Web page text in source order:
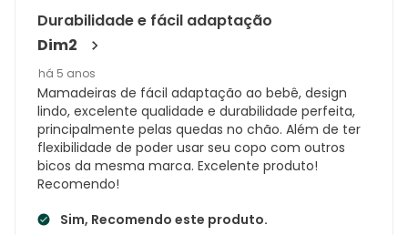
Durabilidade e fácil adaptação
Dim2
há 5 anos
Mamadeiras de fácil adaptação ao bebê, design
lindo, excelente qualidade e durabilidade perfeita,
principalmente pelas quedas no chão. Além de ter
flexibilidade de poder usar seu copo com outros
bicos da mesma marca. Excelente produto!
Recomendo!
Sim, Recomendo este produto.